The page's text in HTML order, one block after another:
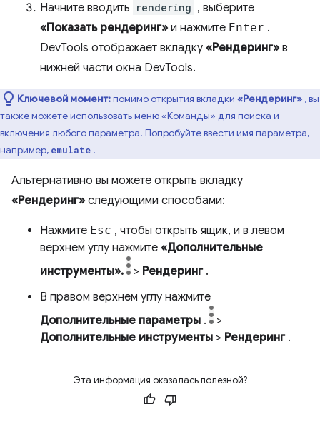
Начните вводить rendering , выберите
«Показать рендеринг» и нажмите Enter .
DevTools отображает вкладку «Рендеринг» в
нижней части окна DevTools.
Ключевой момент:помимо открытия вкладки «Рендеринг» , вы
также можете использовать меню «Команды» для поиска и
включения любого параметра. Попробуйте ввести имя параметра,
например, emulate .
Альтернативно вы можете открыть вкладку
«Рендеринг» следующими способами:
Нажмите Esc , чтобы открыть ящик, и в левом
верхнем углу нажмите «Дополнительные
инструменты».
> Рендеринг.
В правом верхнем углу нажмите
Дополнительные параметры .
>
Дополнительные инструменты > Рендеринг.
Эта информация оказалась полезной?